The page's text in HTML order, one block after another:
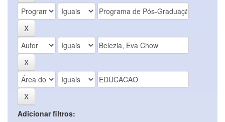
Adicionar filtros: